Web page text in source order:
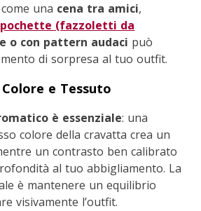
una cena tra amici,
pochette (fazzoletti da
o con pattern audaci può
di sorpresa al tuo outfit.
e Tessuto
è essenziale: una
colore della cravatta crea un
un contrasto ben calibrato
al tuo abbigliamento. La
è mantenere un equilibrio
visivamente l’outfit.